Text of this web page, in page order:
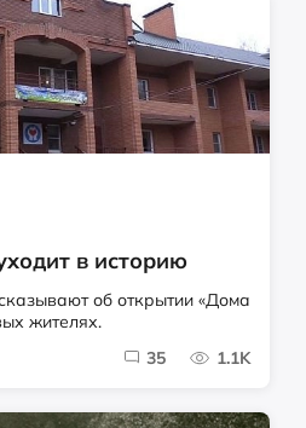
в историю
об открытии «Дома
жителях.
35 1.1K